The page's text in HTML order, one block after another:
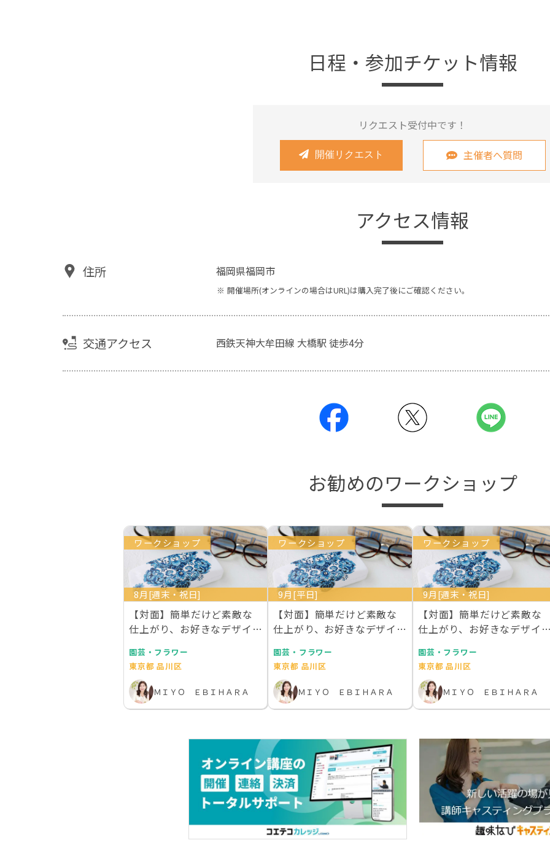
日程・参加チケット情報
リクエスト受付中です！
開催リクエスト 主催者へ質問
アクセス情報
住所 福岡県福岡市
開催場所(オンラインの場合はURL)は購入完了後にご確認ください。
交通アクセス 西鉄天神大牟田線 大橋駅 徒歩4分
お勧めのワークショップ
ワークショップ
8月[週末・祝日]
【対面】簡単だけど素敵な
仕上がり、お好きなデザイン
園芸・フラワー
東京都 品川区
ＭＩＹＯ ＥＢＩＨＡＲＡ
ワークショップ
9月[平日]
【対面】簡単だけど素敵な
仕上がり、お好きなデザイン
園芸・フラワー
東京都 品川区
ＭＩＹＯ ＥＢＩＨＡＲＡ
ワークショップ
9月[週末・祝日]
【対面】簡単だけど素敵な
仕上がり、お好きなデザイン
園芸・フラワー
東京都 品川区
ＭＩＹＯ ＥＢＩＨＡＲＡ